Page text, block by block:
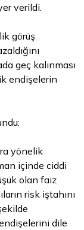
verildi.
görüş
geç kalınması
endişelerin
yönelik
içinde ciddi
olan faiz
risk iştahını
dile